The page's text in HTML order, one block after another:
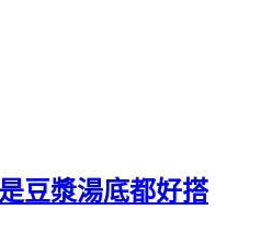
豆漿湯底都好搭